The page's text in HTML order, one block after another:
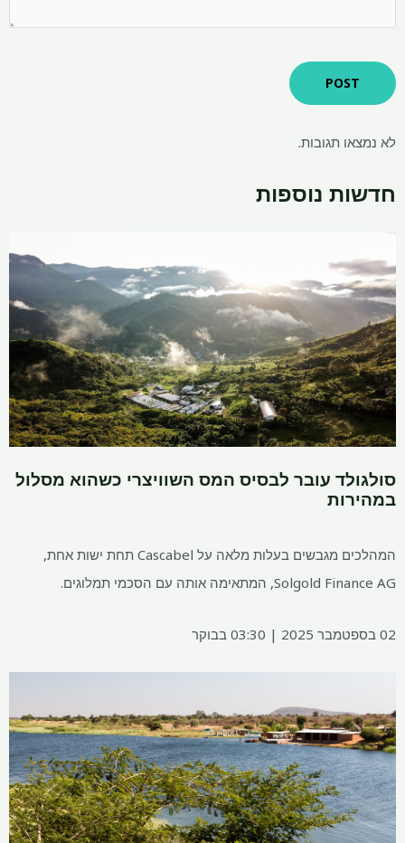
לא נמצאו תגובות.
חדשות נוספות
סולגולד עובר לבסיס המס השוויצרי כשהוא מסלול
במהירות
המהלכים מגבשים בעלות מלאה על Cascabel תחת ישות אחת,
Solgold Finance AG, המתאימה אותה עם הסכמי תמלוגים.
02 בספטמבר 2025 | 03:30 בבוקר